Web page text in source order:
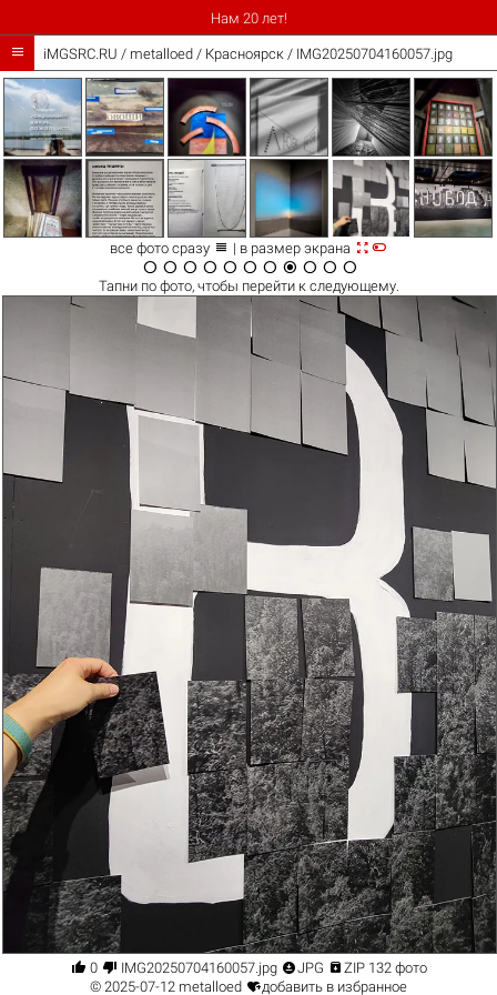
Нам 20 лет!
 iMGSRC.RU / metalloed/ Красноярск / IMG20250704160057.jpg
все фото сразу  | в размер экрана 
          
Тапни по фото, чтобы перейти к следующему.
 0  IMG20250704160057.jpg JPG  ZIP 132 фото
© 2025-07-12 metalloed добавить в избранное